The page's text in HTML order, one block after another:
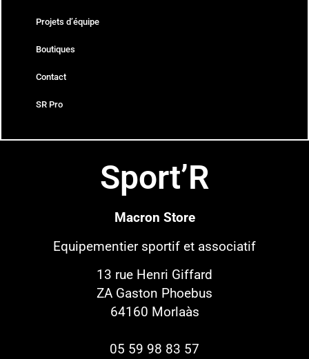
Projets d’équipe
Boutiques
Contact
SR Pro
Sport’R
Macron Store
Equipementier sportif et associatif
13 rue Henri Giffard
ZA Gaston Phoebus
64160 Morlaàs
05 59 98 83 57